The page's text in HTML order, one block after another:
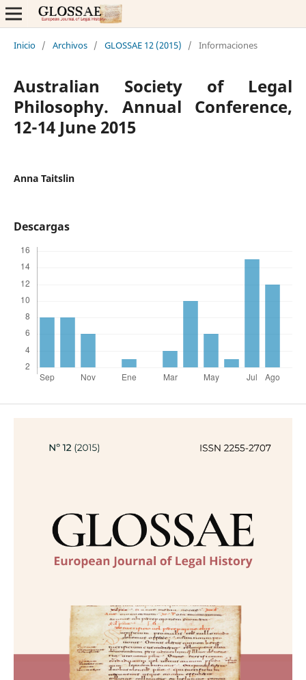
Inicio / Archivos / GLOSSAE 12 (2015) / Informaciones
Australian Society of Legal
Philosophy. Annual Conference,
12-14 June 2015
Anna Taitslin
Descargas